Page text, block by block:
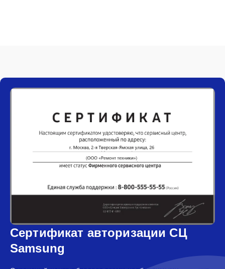
Сертификат авторизации СЦ
Samsung